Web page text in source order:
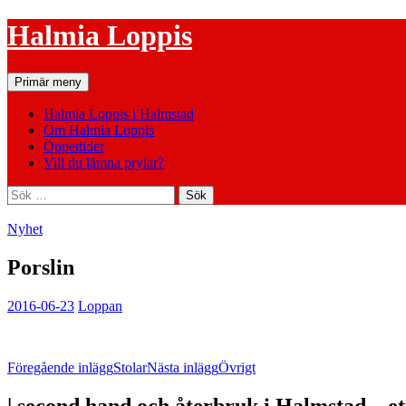
Hoppa
till
Halmia Loppis
SökPrimär meny
Halmia Loppis i Halmstad
Om Halmia Loppis
Öppettider
Vill du lämna prylar?
Sök
efter:
Nyhet
Porslin
2016-06-23 Loppan
Inläggsnavigering
Föregående inläggStolarNästa inläggÖvrigt